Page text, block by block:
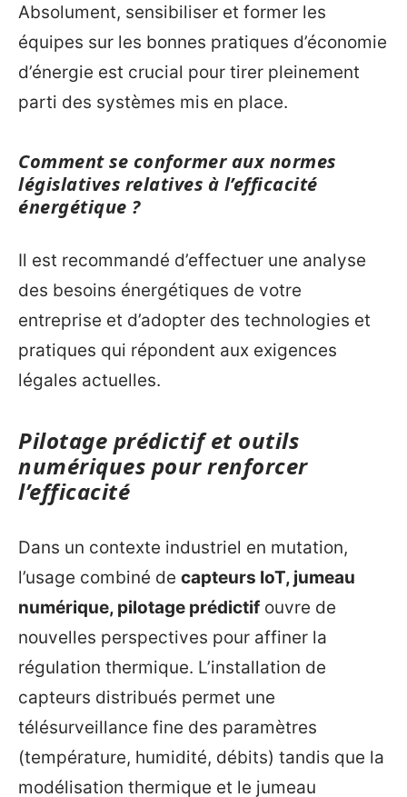
Absolument, sensibiliser et former les
équipes sur les bonnes pratiques d’économie
d’énergie est crucial pour tirer pleinement
parti des systèmes mis en place.
Comment se conformer aux normes
législatives relatives à l’efficacité
énergétique ?
Il est recommandé d’effectuer une analyse
des besoins énergétiques de votre
entreprise et d’adopter des technologies et
pratiques qui répondent aux exigences
légales actuelles.
Pilotage prédictif et outils
numériques pour renforcer
l’efficacité
Dans un contexte industriel en mutation,
l’usage combiné de capteurs IoT, jumeau
numérique, pilotage prédictif ouvre de
nouvelles perspectives pour affiner la
régulation thermique. L’installation de
capteurs distribués permet une
télésurveillance fine des paramètres
(température, humidité, débits) tandis que la
modélisation thermique et le jumeau